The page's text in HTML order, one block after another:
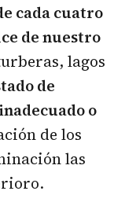
cada cuatro
de nuestro
lagos
de
o
de los
las